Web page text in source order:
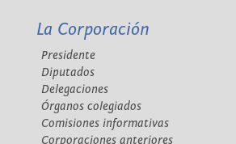
La Corporación
Presidente
Diputados
Delegaciones
Órganos colegiados
Comisiones informativas
Corporaciones anteriores